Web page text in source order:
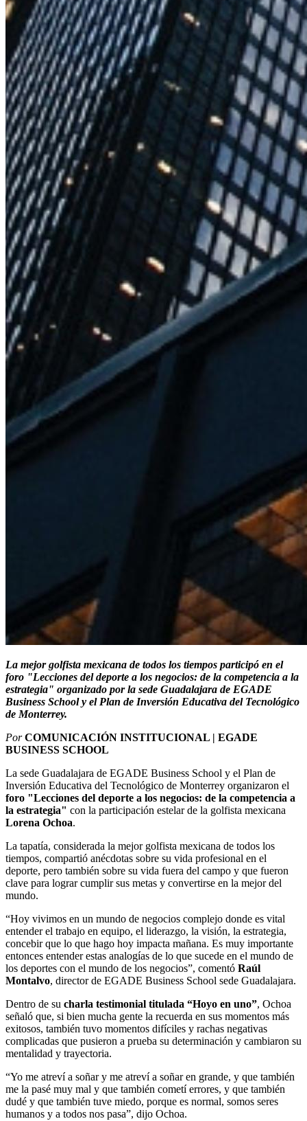
La mejor golfista mexicana de todos los tiempos participó en el
foro "Lecciones del deporte a los negocios: de la competencia a la
estrategia" organizado por la sede Guadalajara de EGADE
Business School y el Plan de Inversión Educativa del Tecnológico
de Monterrey.
Por COMUNICACIÓN INSTITUCIONAL | EGADE
BUSINESS SCHOOL
La sede Guadalajara de EGADE Business School y el Plan de
Inversión Educativa del Tecnológico de Monterrey organizaron el
foro "Lecciones del deporte a los negocios: de la competencia a
la estrategia" con la participación estelar de la golfista mexicana
Lorena Ochoa.
La tapatía, considerada la mejor golfista mexicana de todos los
tiempos, compartió anécdotas sobre su vida profesional en el
deporte, pero también sobre su vida fuera del campo y que fueron
clave para lograr cumplir sus metas y convertirse en la mejor del
mundo.
“Hoy vivimos en un mundo de negocios complejo donde es vital
entender el trabajo en equipo, el liderazgo, la visión, la estrategia,
concebir que lo que hago hoy impacta mañana. Es muy importante
entonces entender estas analogías de lo que sucede en el mundo de
los deportes con el mundo de los negocios”, comentó Raúl
Montalvo, director de EGADE Business School sede Guadalajara.
Dentro de su charla testimonial titulada “Hoyo en uno”, Ochoa
señaló que, si bien mucha gente la recuerda en sus momentos más
exitosos, también tuvo momentos difíciles y rachas negativas
complicadas que pusieron a prueba su determinación y cambiaron su
mentalidad y trayectoria.
“Yo me atreví a soñar y me atreví a soñar en grande, y que también
me la pasé muy mal y que también cometí errores, y que también
dudé y que también tuve miedo, porque es normal, somos seres
humanos y a todos nos pasa”, dijo Ochoa.